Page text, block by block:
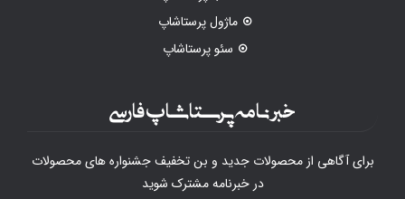
ماژول پرستاشاپ
سئو پرستاشاپ
خبرنامه پرستاشاپ فارسی
برای آگاهی از محصولات جدید و بن تخفیف جشنواره های محصولات
در خبرنامه مشترک شوید